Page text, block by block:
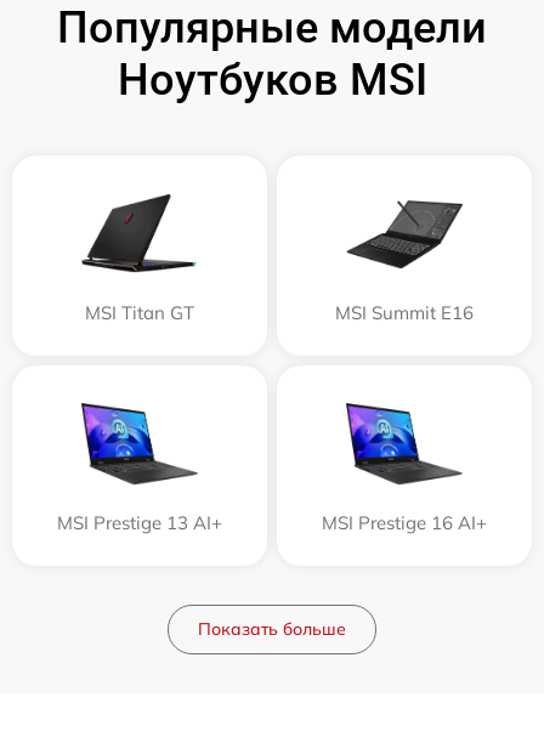
Популярные модели
Ноутбуков MSI
MSI Titan GT MSI Summit E16
MSI Prestige 13 AI+ MSI Prestige 16 AI+
Показать больше